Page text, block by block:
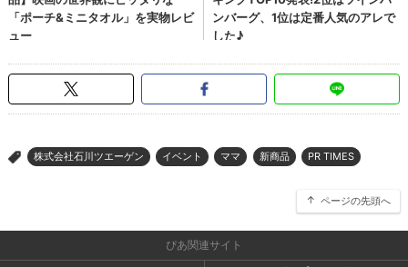
> 株式会社石川ツエーゲン イベント ママ 新商品 PR TIMES
ページの先頭へ
ぴあ関連サイト